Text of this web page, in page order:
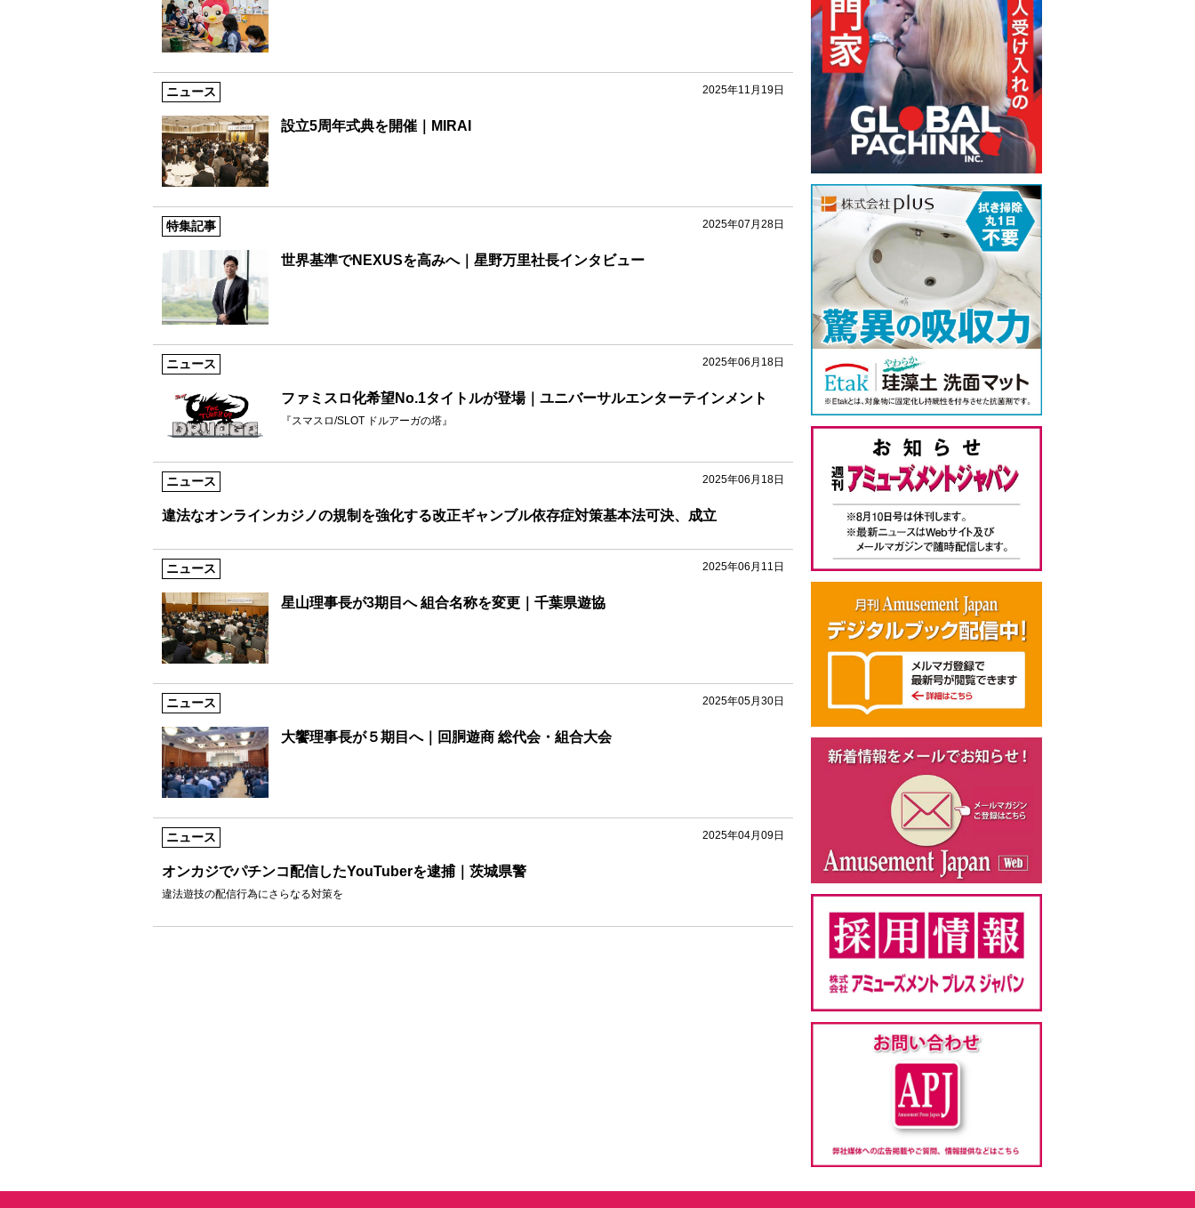
2025年11月19日
ニュース
設立5周年式典を開催｜MIRAI
2025年07月28日
特集記事
世界基準でNEXUSを高みへ｜星野万里社長インタビュー
2025年06月18日
ニュース
ファミスロ化希望No.1タイトルが登場｜ユニバーサルエンターテインメント
『スマスロ/SLOT ドルアーガの塔』
2025年06月18日
ニュース
違法なオンラインカジノの規制を強化する改正ギャンブル依存症対策基本法可決、成立
2025年06月11日
ニュース
星山理事長が3期目へ 組合名称を変更｜千葉県遊協
2025年05月30日
ニュース
大饗理事長が５期目へ｜回胴遊商 総代会・組合大会
2025年04月09日
ニュース
オンカジでパチンコ配信したYouTuberを逮捕｜茨城県警
違法遊技の配信行為にさらなる対策を